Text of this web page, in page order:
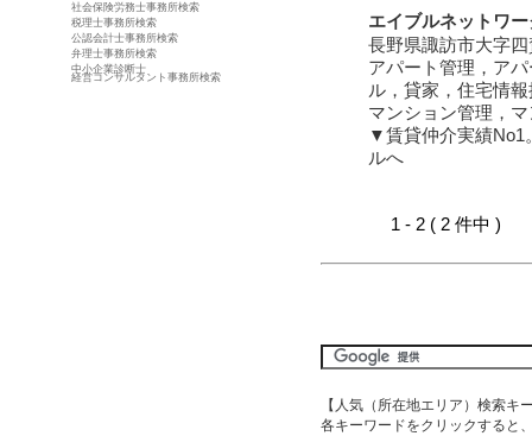
エイブルネットワ
長野県諏訪市大字
アパート管理，ア
ル，貸家，住宅情
マンション管理，
▼賃貸仲介実績No1
ルへ
1 - 2 ( 2 件中 )
【人気（所在地エリア）検索キ
各キーワードをクリックすると
社会保険労務士事務所検索
税理士事務所検索
公認会計士事務所検索
弁理士事務所検索
中小企業診断士
経営コンサルタント事務所検索